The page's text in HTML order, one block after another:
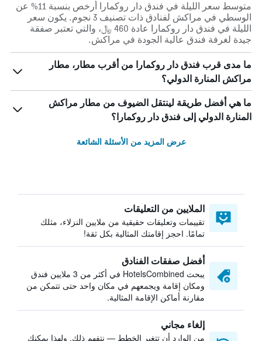
متوسط سعر الليلة في فندق دار روكمارا أرخص بنسبة 11% عن
الوسطي في مراكش لفنادق ذات تصنيف 3 نجوم. يكون سعر
الليلة في فندق دار روكمارا عادة 460 ﷼، والتي تعتبر صفقة
جيدة لغرفة فندق عالية الجودة في مراكش.
ما مدى قرب فندق دار روكمارا من أقرب مطار، مطار
مراكش المنارة الدولي؟
ما هي أفضل طريقة لينتقل الضيوف من مطار مراكش
المنارة الدولي إلى فندق دار روكمارا؟
عرض المزيد من الأسئلة الشائعة
الملايين من التعليقات
تقييمات وتعليقات حقيقية من ملايين النزلاء، مثلك
تمامًا. احجز إقامتك المثالية بكل ثقة!
أفضل صفقات الفنادق
يبحث HotelsCombined في أكثر من 3 ملايين فندق
ومكان إقامة ويجمعهم في مكان واحد حتى تتمكن من
مقارنة أماكن الإقامة المثالية.
إلغاء مجاني
من الوارد أن تتغير الخطط — نتفهم ذلك. ولهذا يمكنك